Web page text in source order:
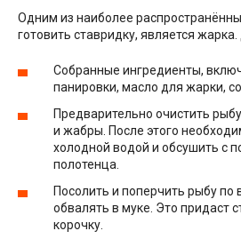
Одним из наиболее
готовить ставридку, является
Собранные ингредиенты,
панировки, масло для жарки,
Предварительно очистить
и жабры. После этого
холодной водой и обсушить с
полотенца.
Посолить и поперчить рыбу по
обвалять в муке. Это придаст
корочку.